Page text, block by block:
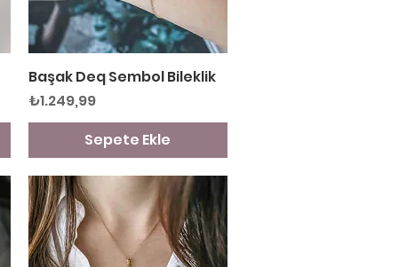
Hızlı Bakış
Başak Deq Sembol Bileklik
Fiyat
₺1.249,99
Sepete Ekle